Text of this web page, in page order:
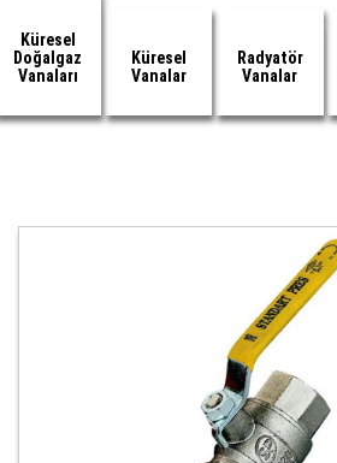
Küresel
Doğalgaz
Vanaları
Küresel
Vanalar
Radyatör
Vanalar